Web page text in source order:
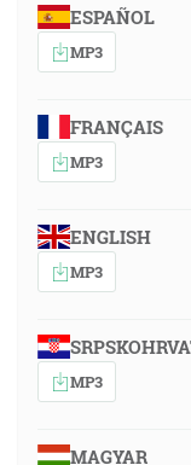
ESPAÑOL
MP3
FRANÇAIS
MP3
ENGLISH
MP3
MP3
MAGYAR